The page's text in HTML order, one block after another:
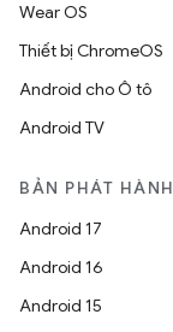
Wear OS
Thiết bị ChromeOS
Android cho Ô tô
Android TV
BẢN PHÁT HÀNH
Android 17
Android 16
Android 15